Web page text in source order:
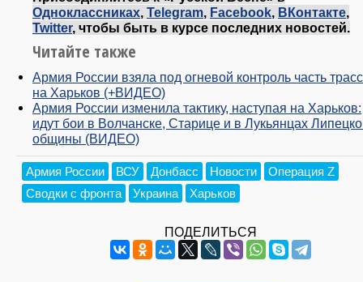
Одноклассниках, Telegram, Facebook, ВКонтакте,
Twitter, чтобы быть в курсе последних новостей.
Читайте также
Армия России взяла под огневой контроль часть
на Харьков (+ВИДЕО)
Армия России изменила тактику, наступая на Харьков:
идут бои в Волчанске, Старице и в Лукьянцах
общины (ВИДЕО)
Армия России ВСУ Донбасс Новости
Операция Z
Сводки с фронта
Украина Харьков
ПОДЕЛИТЬСЯ